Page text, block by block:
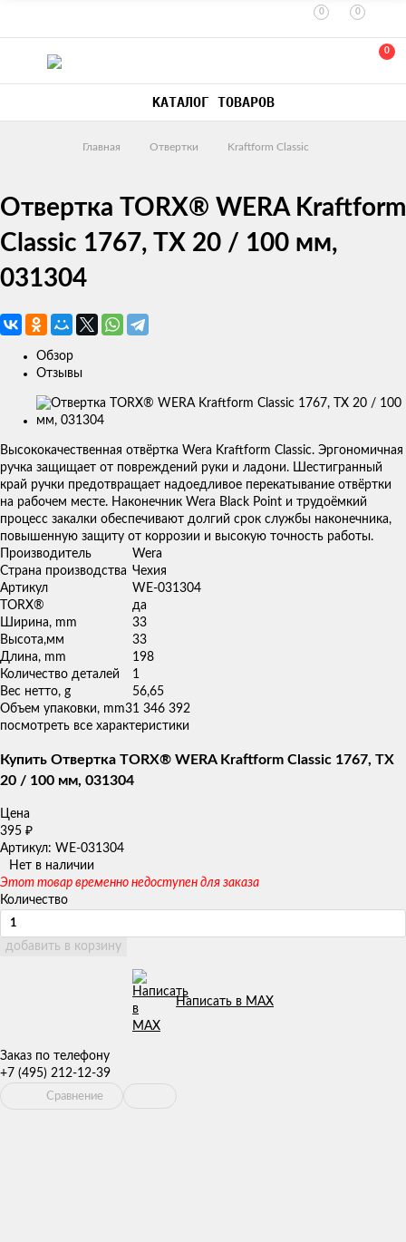
0 0
0
КАТАЛОГ ТОВАРОВ
Главная Отвертки Kraftform Classic
Отвертка TORX® WERA Kraftform
Classic 1767, TX 20 / 100 мм,
031304
Обзор
Отзывы
Изображения
Высококачественная отвёртка Wera Kraftform Classic. Эргономичная
ручка защищает от повреждений руки и ладони. Шестигранный
край ручки предотвращает надоедливое перекатывание отвёртки
на рабочем месте. Наконечник Wera Black Point и трудоёмкий
процесс закалки обеспечивают долгий срок службы наконечника,
повышенную защиту от коррозии и высокую точность работы.
Производитель
Wera
Страна производства Чехия
Артикул
WE-031304
TORX®
да
Ширина, mm
33
Высота,мм
33
Длина, mm
198
Количество деталей
1
Вес нетто, g
56,65
Объем упаковки, mm31 346 392
посмотреть все характеристики
Купить Отвертка TORX® WERA Kraftform Classic 1767, TX
20 / 100 мм, 031304
Цена
395 ₽
Артикул: WE-031304
Нет в наличии
Этот товар временно недоступен для заказа
Количество
добавить в корзину
Написать в MAX
Заказ по телефону
+7 (495) 212-12-39
Сравнение